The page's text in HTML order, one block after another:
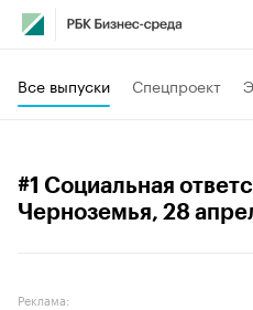
Все выпуски Спецпроект
#1 Социальная
Черноземья, 28
Реклама: